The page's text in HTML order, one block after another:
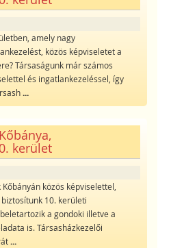
amely nagy
közös képviseletet a
Társaságunk már számos
és ingatlankezeléssel, így
...
kerület
közös képviselettel,
10. kerületi
a gondoki illetve a
is. Társasházkezelői
...